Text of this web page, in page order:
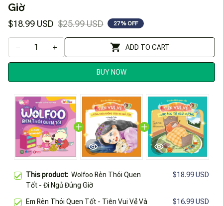
Giờ
$18.99 USD $25.99 USD 27% OFF
ADD TO CART
BUY NOW
This product: Wolfoo Rèn Thói Quen
Tốt - Đi Ngủ Đúng Giờ
$18.99 USD
Em Rèn Thói Quen Tốt - Tiên Vui Vẻ Và
$16.99 USD